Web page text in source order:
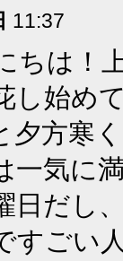
11:37
ちは！
し始め
夕方寒
一気に
日だし
すごい